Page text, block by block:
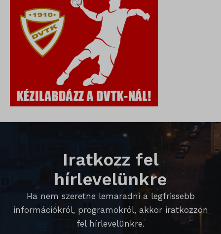
Iratkozz fel
hírlevelünkre
Ha nem szeretne lemaradni a legfrissebb
információkról, programokról, akkor iratkozzon
fel hírlevelünkre.
amp_*
cato_fw_inet
chatbase_anon_id
cookieyes-consent
domain
i18next
SL_G_WPT_TO
SL_GWPT_Show_Hide_tmp